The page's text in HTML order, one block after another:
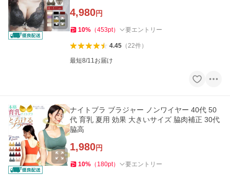
4,980円
10% （453pt） 要エントリー
4.45（22件）
最短8/11お届け
ナイトブラ ブラジャー ノンワイヤー 40代 50
代 育乳 夏用 効果 大きいサイズ 脇肉補正 30代
脇高
1,980円
10% （ 180pt） 要エントリー